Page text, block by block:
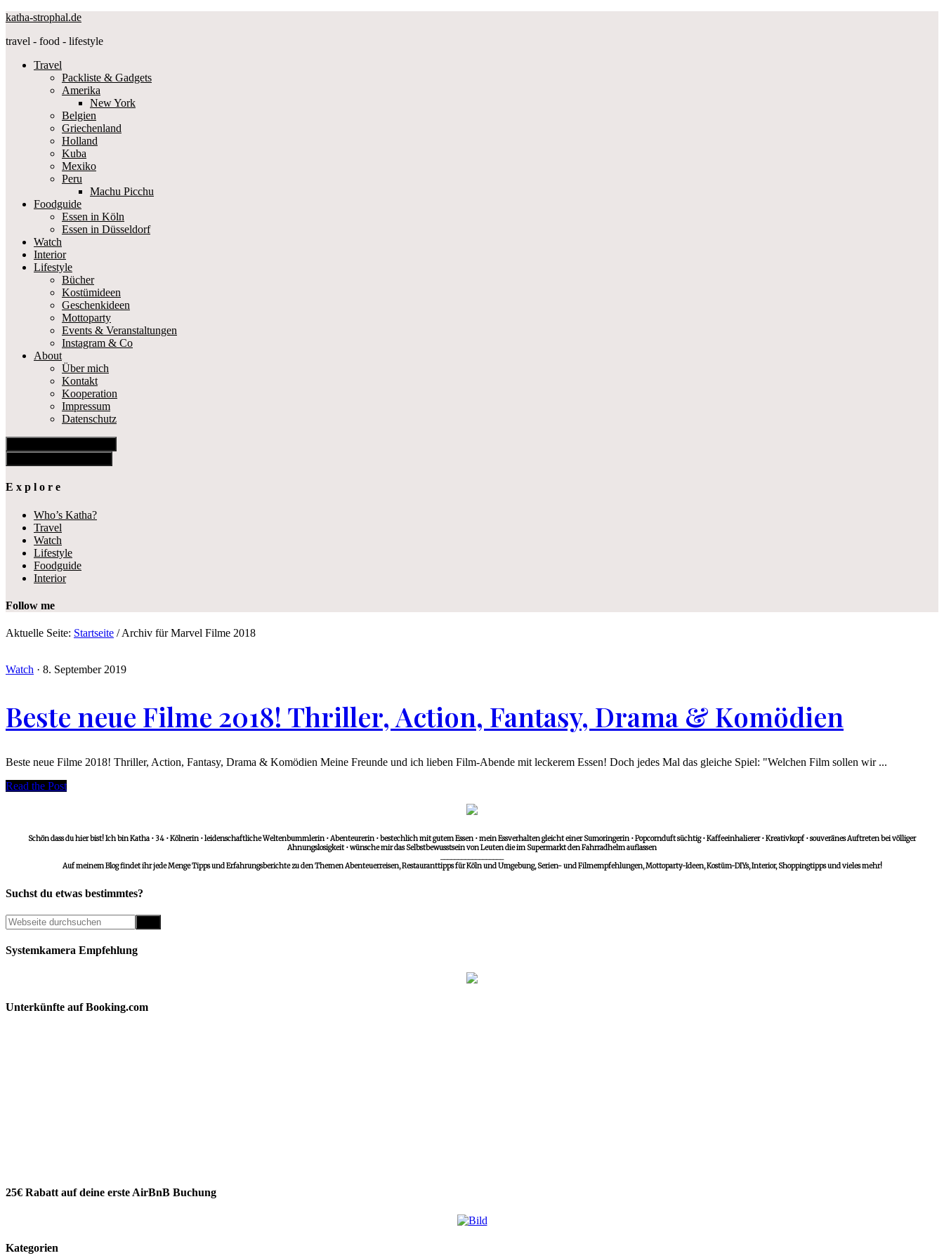
katha-strophal.de
travel - food - lifestyle
Travel
Packliste & Gadgets
Amerika
New York
Belgien
Griechenland
Holland
Kuba
Mexiko
Peru
Machu Picchu
Foodguide
Essen in Köln
Essen in Düsseldorf
Watch
Interior
Lifestyle
Bücher
Kostümideen
Geschenkideen
Mottoparty
Events & Veranstaltungen
Instagram & Co
About
Über mich
Kontakt
Kooperation
Impressum
Datenschutz
E x p l o r e
Who’s Katha?
Travel
Watch
Lifestyle
Foodguide
Interior
Follow me
Aktuelle Seite: Startseite /Archiv für Marvel Filme 2018
Watch · 8. September 2019
Beste neue Filme 2018! Thriller, Action, Fantasy, Drama & Komödien
Beste neue Filme 2018! Thriller, Action, Fantasy, Drama & Komödien Meine Freunde und ich lieben Film-Abende mit leckerem Essen! Doch jedes Mal das gleiche Spiel: "Welchen Film sollen wir ...
Read the Post
Schön dass du hier bist! Ich bin Katha • 34 • Kölnerin • leidenschaftliche Weltenbummlerin • Abenteurerin • bestechlich mit gutem Essen • mein Essverhalten gleicht einer Sumoringerin • Popcornduft süchtig • Kaffeeinhalierer • Kreativkopf • souveränes Auftreten bei völliger
Ahnungslosigkeit • wünsche mir das Selbstbewusstsein von Leuten die im Supermarkt den Fahrradhelm auflassen
__________________
Auf meinem Blog findet ihr jede Menge Tipps und Erfahrungsberichte zu den Themen Abenteuerreisen, Restauranttipps für Köln und Umgebung, Serien- und Filmempfehlungen, Mottoparty-Ideen, Kostüm-DIYs, Interior, Shoppingtipps und vieles mehr!
Suchst du etwas bestimmtes?
Systemkamera Empfehlung
Unterkünfte auf Booking.com
25€ Rabatt auf deine erste AirBnB Buchung
Kategorien